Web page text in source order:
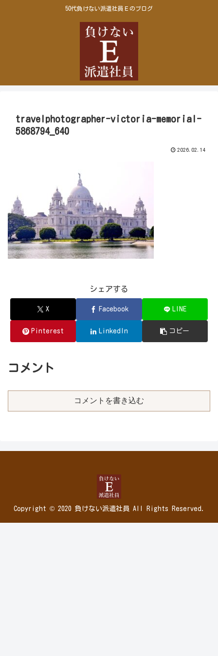
50代負けない派遣社員Ｅのブログ
travelphotographer-victoria-memorial-
5868794_640
2026.02.14
シェアする
X Facebook LINE
Pinterest LinkedIn コピー
コメント
コメントを書き込む
Copyright © 2020 負けない派遣社員 All Rights Reserved.